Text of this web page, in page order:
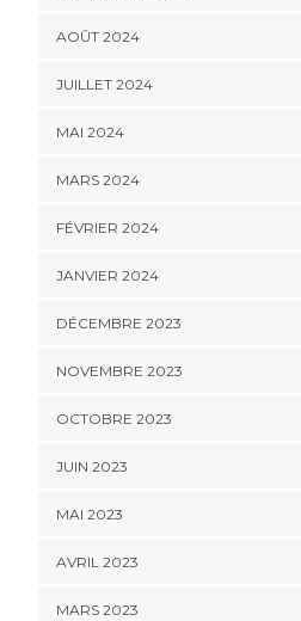
AOÛT 2024
JUILLET 2024
MAI 2024
MARS 2024
FÉVRIER 2024
JANVIER 2024
DÉCEMBRE 2023
NOVEMBRE 2023
OCTOBRE 2023
JUIN 2023
MAI 2023
AVRIL 2023
MARS 2023